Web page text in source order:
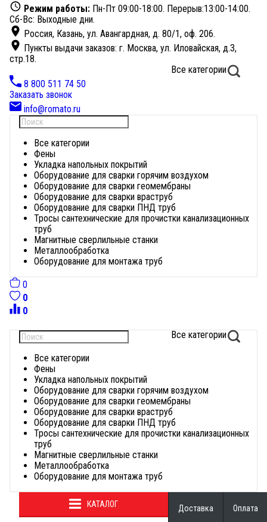
Режим работы: Пн-Пт 09:00-18:00. Перерыв:13:00-14:00.
Сб-Вс: Выходные дни.
Россия, Казань, ул. Авангардная, д. 80/1, оф. 206.
Пункты выдачи заказов: г. Москва, ул. Иловайская, д.3,
стр.18.
8 800 511 74 50
Заказать звонок
info@romato.ru
Все категории
Все категории
Фены
Укладка напольных покрытий
Оборудование для сварки горячим воздухом
Оборудование для сварки геомембраны
Оборудование для сварки враструб
Оборудование для сварки ПНД труб
Тросы сантехнические для прочистки канализационных
труб
Магнитные сверлильные станки
Металлообработка
Оборудование для монтажа труб
0
0
0
Все категории
Все категории
Фены
Укладка напольных покрытий
Оборудование для сварки горячим воздухом
Оборудование для сварки геомембраны
Оборудование для сварки враструб
Оборудование для сварки ПНД труб
Тросы сантехнические для прочистки канализационных
труб
Магнитные сверлильные станки
Металлообработка
Оборудование для монтажа труб
КАТАЛОГ Доставка Оплата